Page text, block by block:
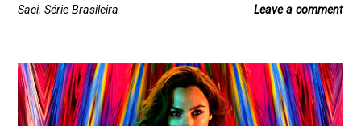
Saci, Série Brasileira Leave a comment